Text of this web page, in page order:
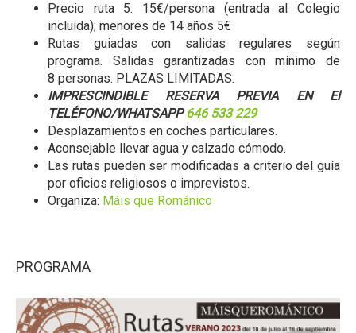
Precio ruta 5: 15€/persona (entrada al Colegio
incluida); menores de 14 años 5€
Rutas guiadas con salidas regulares según
programa. Salidas garantizadas con mínimo de
8 personas. PLAZAS LIMITADAS.
IMPRESCINDIBLE RESERVA PREVIA EN El
TELÉFONO/WHATSAPP646 533 229
Desplazamientos en coches particulares.
Aconsejable llevar agua y calzado cómodo.
Las rutas pueden ser modificadas a criterio del guía
por oficios religiosos o imprevistos.
Organiza: Máis que Románico
PROGRAMA